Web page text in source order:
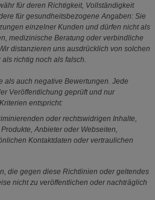
für deren Richtigkeit, Vollständigkeit
für gesundheitsbezogene Angaben: Sie
einzelner Kunden und dürfen nicht als
medizinische Beratung oder verbindliche
distanzieren uns ausdrücklich von solchen
richtig noch als falsch.
als auch negative Bewertungen. Jede
Veröffentlichung geprüft und nur
entspricht:
oder rechtswidrigen Inhalte,
Anbieter oder Webseiten,
Kontaktdaten oder vertraulichen
die gegen diese Richtlinien oder geltendes
nicht zu veröffentlichen oder nachträglich